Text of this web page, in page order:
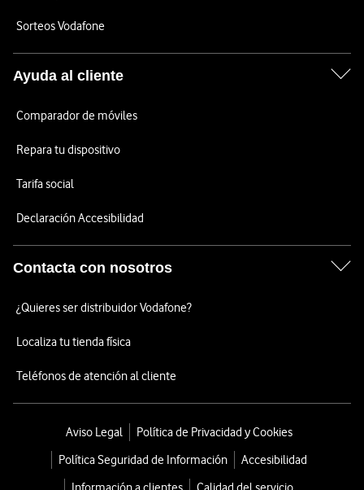
Sorteos Vodafone
Ayuda al cliente
Comparador de móviles
Repara tu dispositivo
Tarifa social
Declaración Accesibilidad
Contacta con nosotros
¿Quieres ser distribuidor Vodafone?
Localiza tu tienda física
Teléfonos de atención al cliente
Aviso Legal
Política de Privacidad y Cookies
Política Seguridad de Información
Accesibilidad